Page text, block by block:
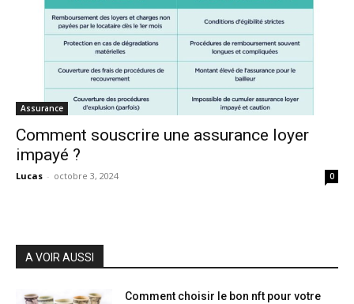
Assurance
Comment souscrire une assurance loyer
impayé ?
Lucas - octobre 3, 2024 0
A VOIR AUSSI
Comment choisir le bon nft pour votre